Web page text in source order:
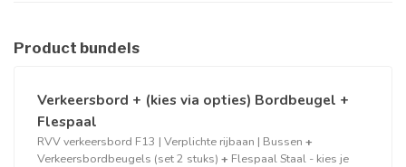
Product bundels
Verkeersbord + (kies via opties) Bordbeugel +
Flespaal
RVV verkeersbord F13 | Verplichte rijbaan | Bussen +
Verkeersbordbeugels (set 2 stuks) + Flespaal Staal - kies je